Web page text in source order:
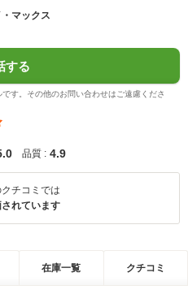
マックス
する
す。その他のお問い合わせはご遠慮くださ
品質 : 4.9
チコミでは
されています
在庫一覧 クチコミ